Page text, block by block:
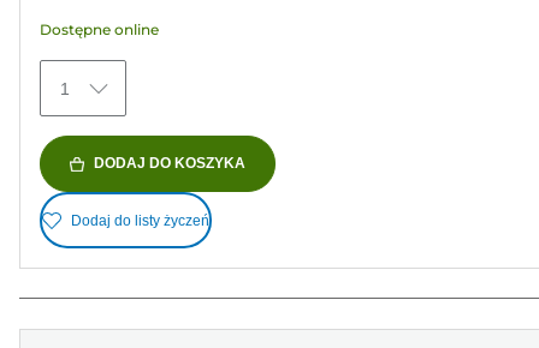
Dostępne online
1
DODAJ DO KOSZYKA
Dodaj do listy życzeń